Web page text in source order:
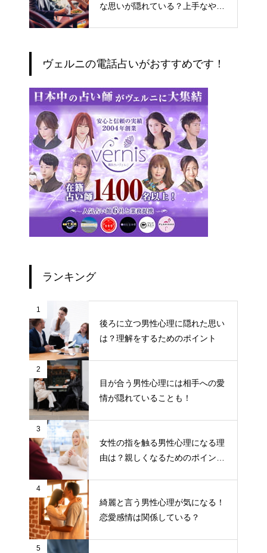
な思いが隠れている？上手なやり
ヴェルニの電話占いがおすすめです！
ランキング
1
後ろに立つ男性心理に隠れた思い
は？理解をするためのポイント
2
目が合う男性心理には相手への愛
情が隠れていることも！
3
女性の指を触る男性心理になる理
由は？親しくなるためのポイント
4
綺麗と言う男性心理が気になる！
恋愛感情は関係している？
5